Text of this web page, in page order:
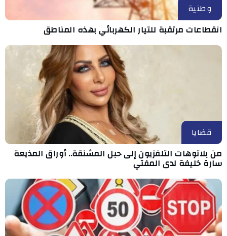
وطنية
انقطاعات مرتقبة للتيار الكهربائي بهذه المناطق
قضايا
من بلاتوهات التلفزيون إلى حبل المشنقة.. أوراق المذيعة
سارة خليفة لدى المفتي